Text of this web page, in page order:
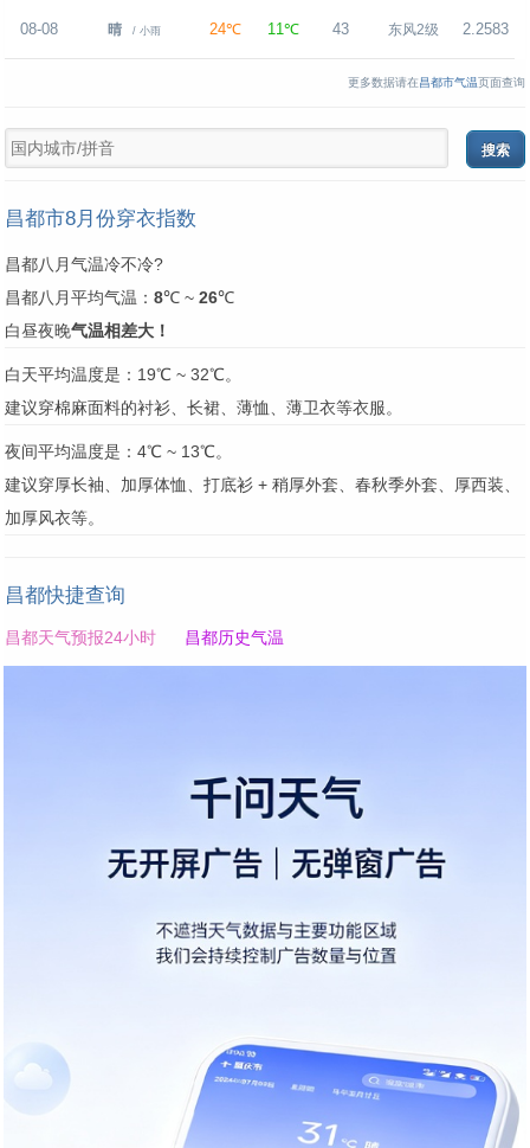
08-08 晴 / 小雨 24℃ 11℃ 43 东风2级 2.2583
更多数据请在昌都市气温页面查询
昌都市8月份穿衣指数
昌都八月气温冷不冷?
昌都八月平均气温： 8℃ ~ 26℃
白昼夜晚气温相差大！
白天平均温度是：19℃ ~ 32℃。
建议穿棉麻面料的衬衫、长裙、薄恤、薄卫衣等衣服。
夜间平均温度是：4℃ ~ 13℃。
建议穿厚长袖、加厚体恤、打底衫 + 稍厚外套、春秋季外套、厚西装、
加厚风衣等。
昌都快捷查询
昌都天气预报24小时 昌都历史气温